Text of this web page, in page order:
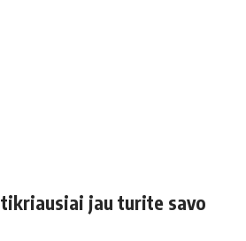
jau turite savo